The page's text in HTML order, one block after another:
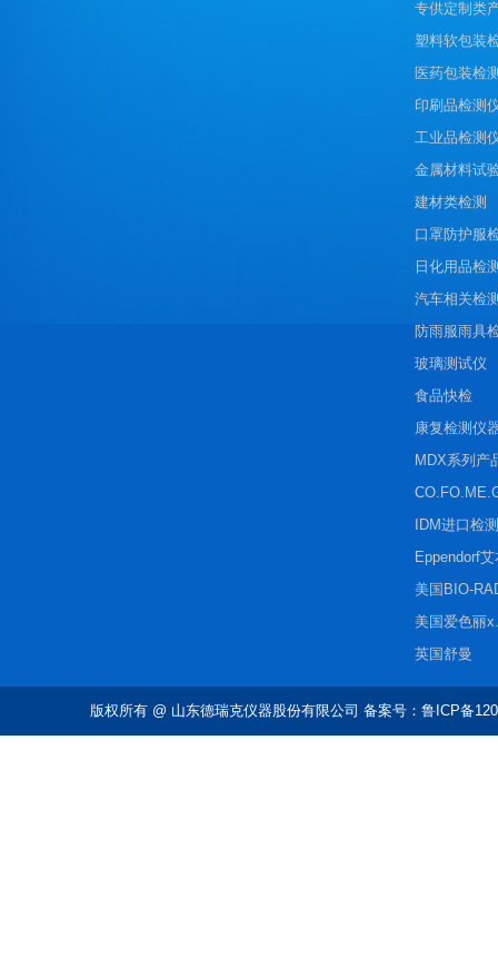
专供定制类
塑料软包装
医药包装检
印刷品检测
工业品检测
金属材料试
建材类检测
口罩防护服
日化用品检
汽车相关检
防雨服雨具
玻璃测试仪
食品快检
康复检测仪
MDX系列产
IDM进口检
Eppendorf
美国BIO-
美国爱色丽
英国舒曼
版权所有 @ 山东德瑞克仪器股份有限公司 备案号：鲁ICP备